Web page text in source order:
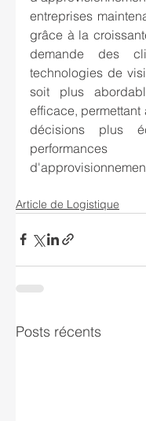
entreprises
grâce à la
demande des
technologies de
soit plus
efficace,
décisions plus
Article de Logistique
Posts récents